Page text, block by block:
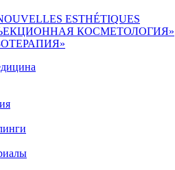
ESTHÉTIQUES
КОСМЕТОЛОГИЯ»